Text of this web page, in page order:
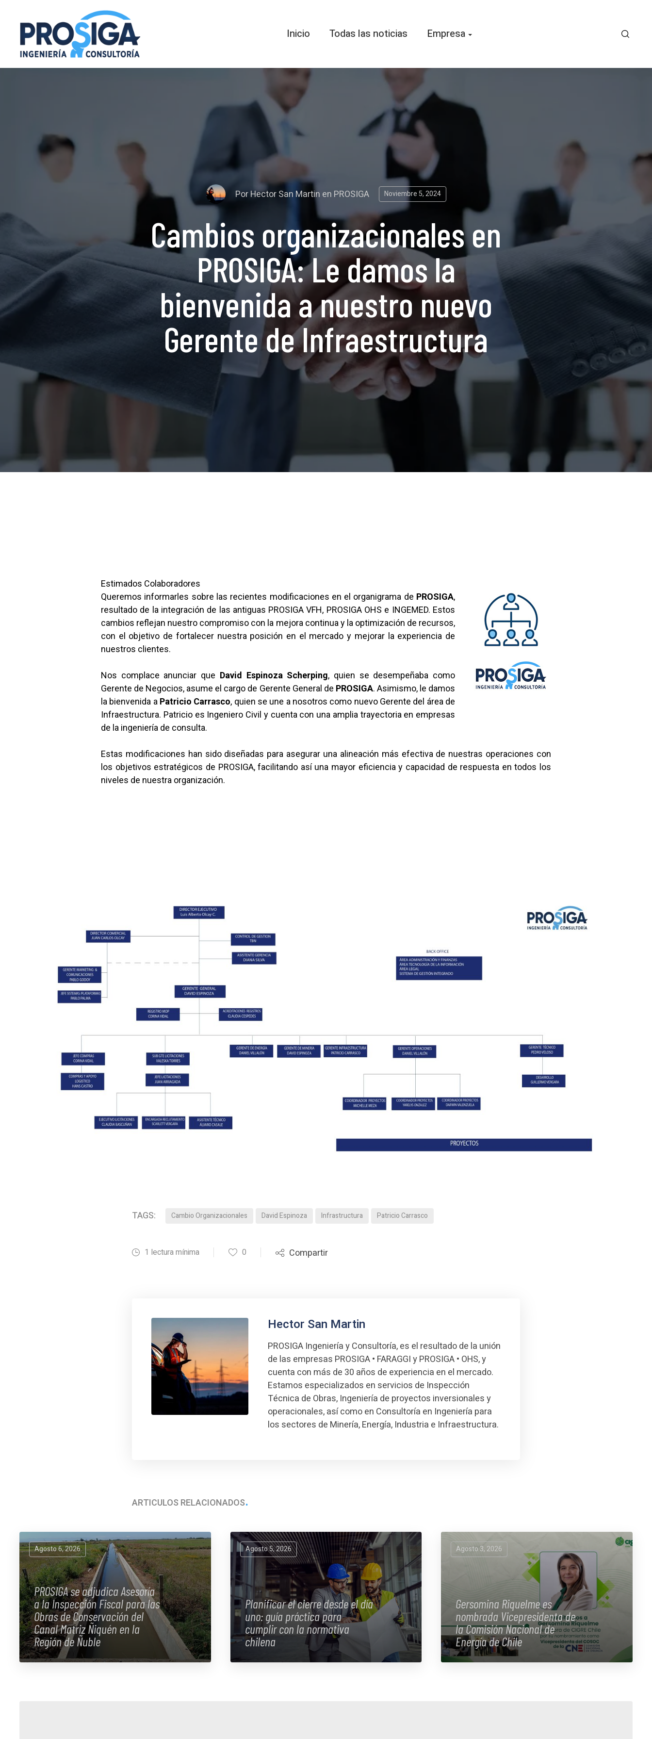
Inicio Todas las noticias Empresa
PorHector San Martin en PROSIGA Noviembre 5, 2024
Cambios organizacionales en
PROSIGA: Le damos la
bienvenida a nuestro nuevo
Gerente de Infraestructura
Estimados Colaboradores
Queremos informarles sobre las recientes modificaciones en el organigrama de PROSIGA,
resultado de la integración de las antiguas PROSIGA VFH, PROSIGA OHS e INGEMED. Estos
cambios reflejan nuestro compromiso con la mejora continua y la optimización de recursos,
con el objetivo de fortalecer nuestra posición en el mercado y mejorar la experiencia de
nuestros clientes.
Nos complace anunciar que David Espinoza Scherping, quien se desempeñaba como
Gerente de Negocios, asume el cargo de Gerente General de PROSIGA. Asimismo, le damos
la bienvenida a Patricio Carrasco, quien se une a nosotros como nuevo Gerente del área de
Infraestructura. Patricio es Ingeniero Civil y cuenta con una amplia trayectoria en empresas
de la ingeniería de consulta.
Estas modificaciones han sido diseñadas para asegurar una alineación más efectiva de nuestras operaciones con
los objetivos estratégicos de PROSIGA, facilitando así una mayor eficiencia y capacidad de respuesta en todos los
niveles de nuestra organización.
TAGS: Cambio Organizacionales David Espinoza Infrastructura Patricio Carrasco
1 lectura mínima 0 Compartir
Hector San Martin
PROSIGA Ingeniería y Consultoría, es el resultado de la unión
de las empresas PROSIGA • FARAGGI y PROSIGA • OHS, y
cuenta con más de 30 años de experiencia en el mercado.
Estamos especializados en servicios de Inspección
Técnica de Obras, Ingeniería de proyectos inversionales y
operacionales, así como en Consultoría en Ingeniería para
los sectores de Minería, Energía, Industria e Infraestructura.
ARTÍCULOS RELACIONADOS
Agosto 6, 2026
PROSIGA se adjudica Asesoría
a la Inspección Fiscal para las
Obras de Conservación del
Canal Matriz Ñiquén en la
Región de Ñuble
Agosto 5, 2026
Planificar el cierre desde el día
uno: guía práctica para
cumplir con la normativa
chilena
Agosto 3, 2026
Gersomina Riquelme es
nombrada Vicepresidenta de
la Comisión Nacional de
Energía de Chile